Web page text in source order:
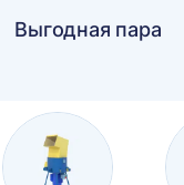
Выгодная пара